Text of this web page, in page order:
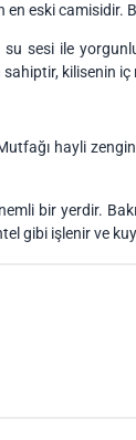
eski camisidir.
sesi ile
kilisenin
hayli
bir yerdir.
gibi işlenir ve